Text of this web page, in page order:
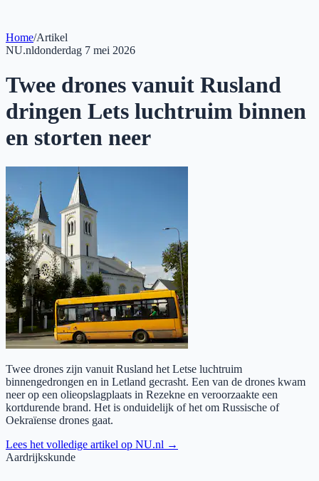
Home/Artikel
NU.nldonderdag 7 mei 2026
Twee drones vanuit Rusland
dringen Lets luchtruim binnen
en storten neer
Twee drones zijn vanuit Rusland het Letse luchtruim
binnengedrongen en in Letland gecrasht. Een van de drones kwam
neer op een olieopslagplaats in Rezekne en veroorzaakte een
kortdurende brand. Het is onduidelijk of het om Russische of
Oekraïense drones gaat.
Lees het volledige artikel op NU.nl →
Aardrijkskunde